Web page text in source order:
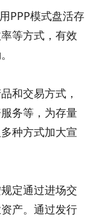
PPP模式盘活存
等方式，有效
和交易方式，
务等，为存量
种方式加大宣
定通过进场交
产。通过发行